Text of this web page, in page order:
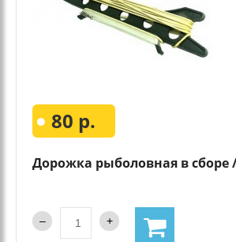
80 р.
Дорожка рыболовная в сборе